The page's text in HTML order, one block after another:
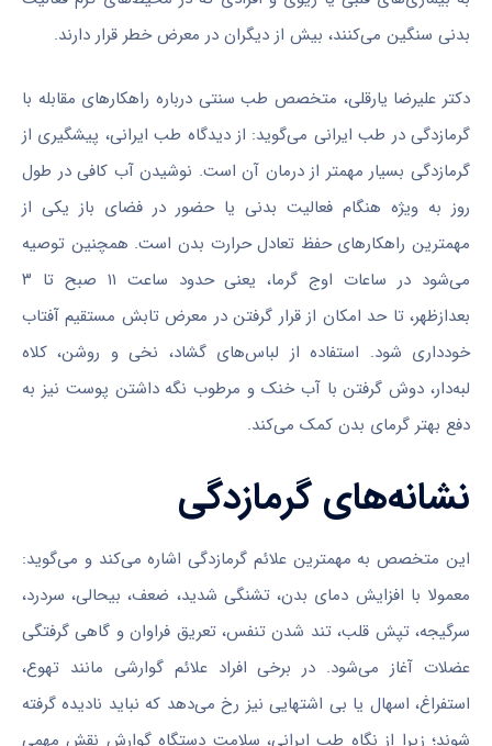
بدنی سنگین می‌‏کنند، بیش از دیگران در معرض خطر قرار دارند.
دکتر علیرضا یارقلی، متخصص طب سنتی درباره راهکارهای مقابله با
گرمازدگی در طب ایرانی می‌گوید: از دیدگاه طب ایرانی، پیشگیری از
گرمازدگی بسیار مهم‎تر از درمان آن است. نوشیدن آب کافی در طول
روز به‏ ویژه هنگام فعالیت بدنی یا حضور در فضای باز یکی از
مهم‏ترین راهکارهای حفظ تعادل حرارت بدن است. همچنین توصیه
می‌‎شود در ساعات اوج گرما، یعنی حدود ساعت ۱۱ صبح تا ۳
بعدازظهر، تا حد امکان از قرار گرفتن در معرض تابش مستقیم آفتاب
خودداری شود. استفاده از لباس‌‏های گشاد، نخی و روشن، کلاه
لبه‌دار، دوش گرفتن با آب خنک و مرطوب نگه داشتن پوست نیز به
دفع بهتر گرمای بدن کمک می‏‌کند.
نشانه‌‏های گرمازدگی
این متخصص به مهمترین علائم گرمازدگی اشاره می‌کند و می‌گوید:
معمولا با افزایش دمای بدن، تشنگی شدید، ضعف، بی‎حالی، سردرد،
سرگیجه، تپش قلب، تند شدن تنفس، تعریق فراوان و گاهی گرفتگی
عضلات آغاز می‌شود. در برخی افراد علائم گوارشی مانند تهوع،
استفراغ، اسهال یا بی ‎اشتهایی نیز رخ می‌‏دهد که نباید نادیده گرفته